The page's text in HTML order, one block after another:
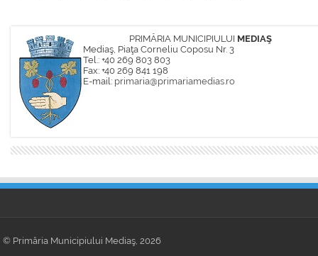
PRIMĂRIA MUNICIPIULUI MEDIAŞ
Mediaş, Piaţa Corneliu Coposu Nr. 3
Tel.: +40 269 803 803
Fax: +40 269 841 198
E-mail: primaria@primariamedias.ro
© Primăria Municipiului Mediaş, 2026